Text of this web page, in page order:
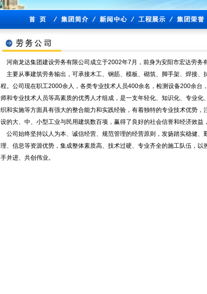
河南龙达集团建设劳务有限公司成立于2002年7月，前身为安阳市宏达劳务
主要从事建筑劳务输出，可承接木工、钢筋、模板、砌筑、脚手架、焊接、
程。公司现在职工2000余人，各类专业技术人员400余名，检测设备200余台
师和专业技术人员等高素质的优秀人才组成，是一支年轻化、知识化、专业
织和实施等方面具有强大的整合能力和实践经验，有着独特的专业技术优势
设的大、中、小型工业与民用建筑数百项，赢得了良好的社会信誉和经济效益
公司始终坚持以人为本、诚信经营、规范管理的经营原则，发扬踏实稳健、
理、信息等资源优势，集成整体素质高、技术过硬、专业齐全的施工队伍，
手并进、共创伟业。